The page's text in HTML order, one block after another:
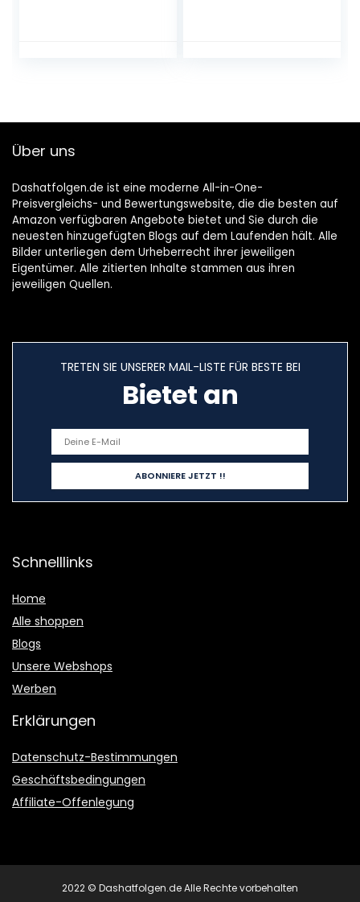
Über uns
Dashatfolgen.de ist eine moderne All-in-One-
Preisvergleichs- und Bewertungswebsite, die die besten auf
Amazon verfügbaren Angebote bietet und Sie durch die
neuesten hinzugefügten Blogs auf dem Laufenden hält. Alle
Bilder unterliegen dem Urheberrecht ihrer jeweiligen
Eigentümer. Alle zitierten Inhalte stammen aus ihren
jeweiligen Quellen.
TRETEN SIE UNSERER MAIL-LISTE FÜR BESTE BEI
Bietet an
Schnelllinks
Home
Alle shoppen
Blogs
Unsere Webshops
Werben
Erklärungen
Datenschutz-Bestimmungen
Geschäftsbedingungen
Affiliate-Offenlegung
2022 © Dashatfolgen.de Alle Rechte vorbehalten